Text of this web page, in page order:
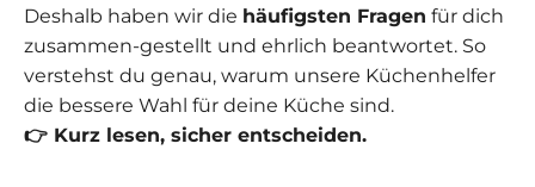
Deshalb haben wir die häufigsten Fragen für dich
zusammen-gestellt und ehrlich beantwortet. So
verstehst du genau, warum unsere Küchenhelfer
die bessere Wahl für deine Küche sind.
👉 Kurz lesen, sicher entscheiden.